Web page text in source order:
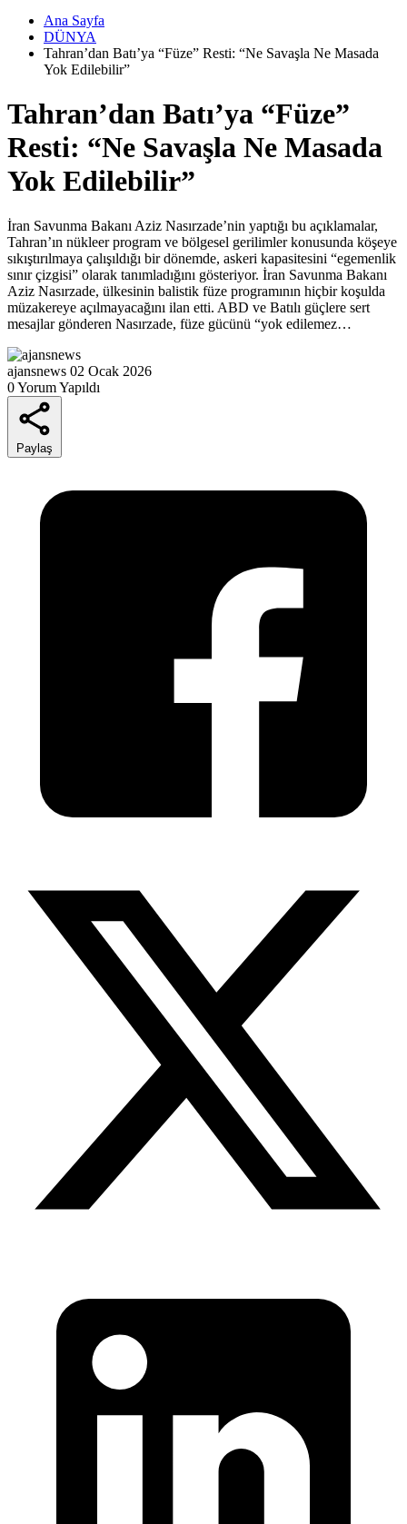
Ana Sayfa
DÜNYA
Tahran’dan Batı’ya “Füze” Resti: “Ne Savaşla Ne Masada
Yok Edilebilir”
Tahran’dan Batı’ya “Füze”
Resti: “Ne Savaşla Ne Masada
Yok Edilebilir”
İran Savunma Bakanı Aziz Nasırzade’nin yaptığı bu açıklamalar,
Tahran’ın nükleer program ve bölgesel gerilimler konusunda köşeye
sıkıştırılmaya çalışıldığı bir dönemde, askeri kapasitesini “egemenlik
sınır çizgisi” olarak tanımladığını gösteriyor. İran Savunma Bakanı
Aziz Nasırzade, ülkesinin balistik füze programının hiçbir koşulda
müzakereye açılmayacağını ilan etti. ABD ve Batılı güçlere sert
mesajlar gönderen Nasırzade, füze gücünü “yok edilemez…
ajansnews 02 Ocak 2026
0 Yorum Yapıldı
Paylaş